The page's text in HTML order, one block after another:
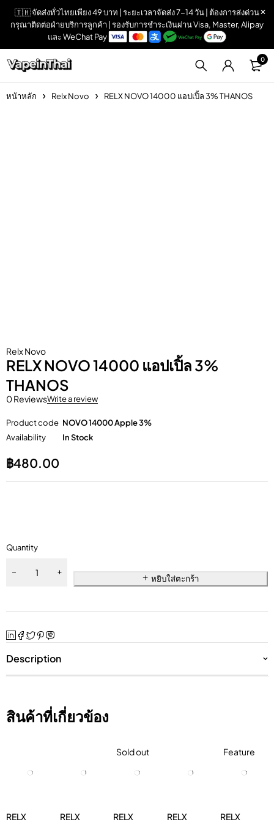
🇹🇭 จัดส่งทั่วไทยเพียง 49 บาท | ระยะเวลาจัดส่ง 7-14 วัน | ต้องการส่งด่วน
กรุณาติดต่อฝ่ายบริการลูกค้า | รองรับการชำระเงินผ่าน Visa, Master, Alipay
และ WeChat Pay
0
หน้าหลัก Relx Novo RELX NOVO 14000 แอปเปิ้ล 3% THANOS
Relx Novo
RELX NOVO 14000 แอปเปิ้ล 3%
THANOS
0 ReviewsWrite a review
Product code NOVO 14000 Apple 3%
Availability
In Stock
฿480.00
Quantity
หยิบใส่ตะกร้า
Description
สินค้าที่เกี่ยวข้อง
RELX RELX
Sold out
RELX RELX
Feature
RELX